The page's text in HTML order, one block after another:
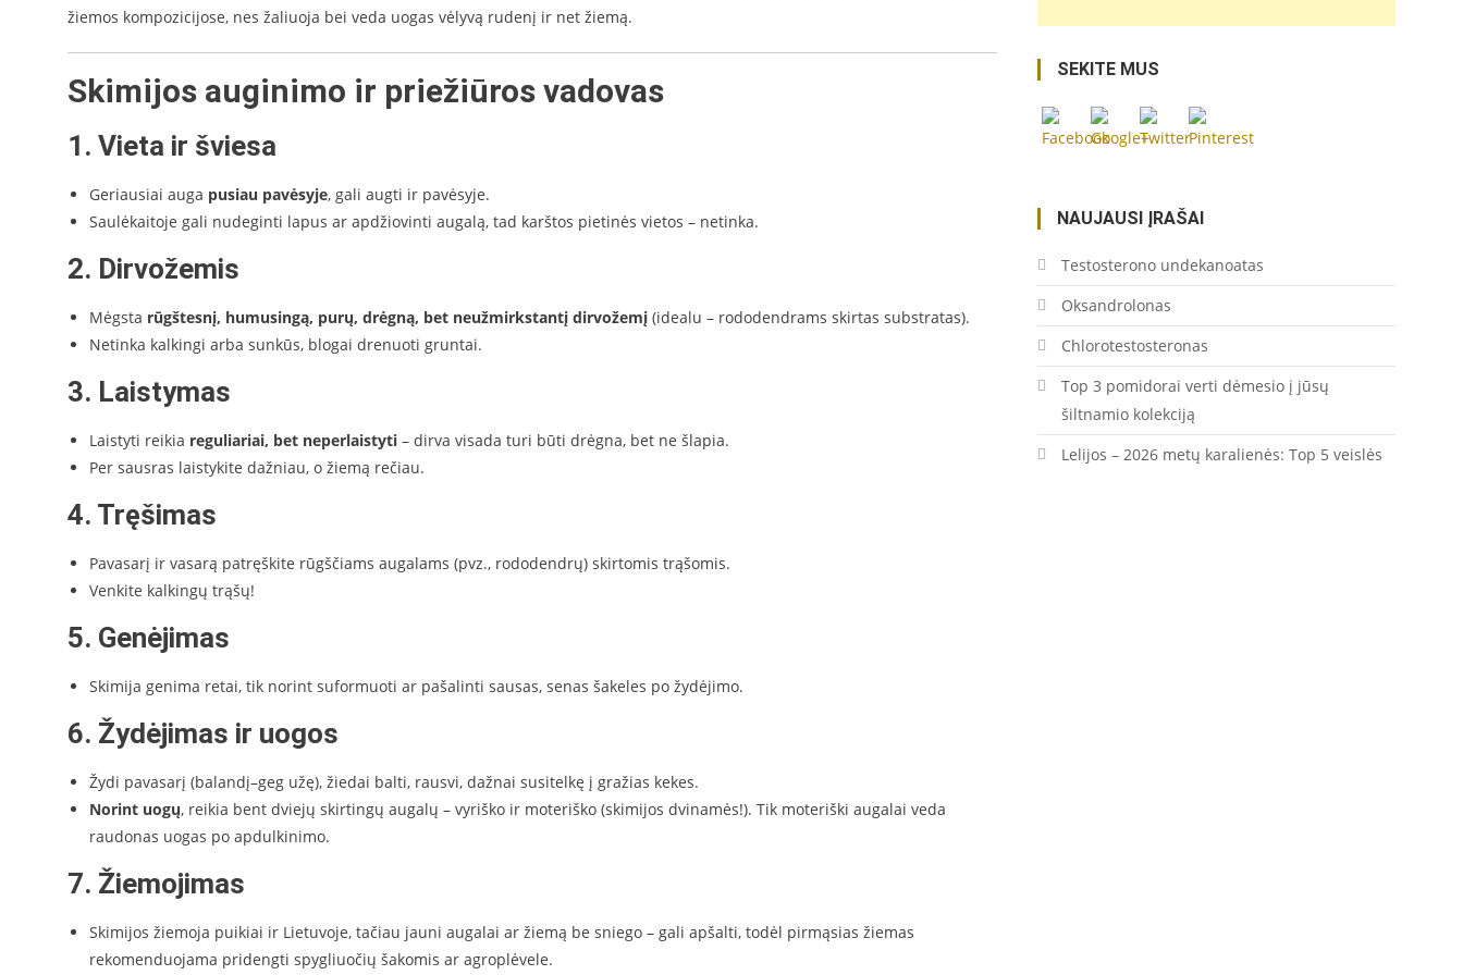
žiemos kompozicijose, nes žaliuoja bei veda uogas vėlyvą rudenį ir net žiemą.
Skimijos auginimo ir priežiūros vadovas
1. Vieta ir šviesa
Geriausiai auga pusiau pavėsyje, gali augti ir pavėsyje.
Saulėkaitoje gali nudeginti lapus ar apdžiovinti augalą, tad karštos pietinės vietos – netinka.
2. Dirvožemis
Mėgsta rūgštesnį, humusingą, purų, drėgną, bet neužmirkstantį dirvožemį (idealu – rododendrams skirtas substratas).
Netinka kalkingi arba sunkūs, blogai drenuoti gruntai.
3. Laistymas
Laistyti reikia reguliariai, bet neperlaistyti – dirva visada turi būti drėgna, bet ne šlapia.
Per sausras laistykite dažniau, o žiemą rečiau.
4. Tręšimas
Pavasarį ir vasarą patręškite rūgščiams augalams (pvz., rododendrų) skirtomis trąšomis.
Venkite kalkingų trąšų!
5. Genėjimas
Skimija genima retai, tik norint suformuoti ar pašalinti sausas, senas šakeles po žydėjimo.
6. Žydėjimas ir uogos
Žydi pavasarį (balandį–geg užę), žiedai balti, rausvi, dažnai susitelkę į gražias kekes.
Norint uogų, reikia bent dviejų skirtingų augalų – vyriško ir moteriško (skimijos dvinamės!). Tik moteriški augalai veda
raudonas uogas po apdulkinimo.
7. Žiemojimas
Skimijos žiemoja puikiai ir Lietuvoje, tačiau jauni augalai ar žiemą be sniego – gali apšalti, todėl pirmąsias žiemas
rekomenduojama pridengti spygliuočių šakomis ar agroplėvele.
SEKITE MUS
lengvai-
krumas/">
NAUJAUSI ĮRAŠAI
Testosterono undekanoatas
Oksandrolonas
Chlorotestosteronas
Top 3 pomidorai verti dėmesio į jūsų
šiltnamio kolekciją
Lelijos – 2026 metų karalienės: Top 5 veislės